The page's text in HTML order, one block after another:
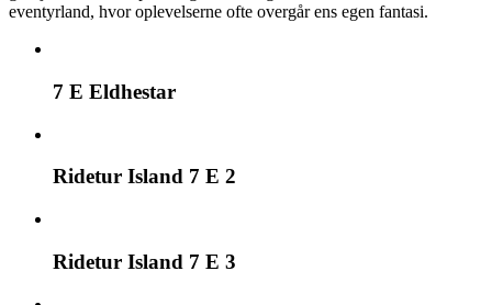
eventyrland, hvor oplevelserne ofte overgår ens egen fantasi.
7 E Eldhestar
Ridetur Island 7 E 2
Ridetur Island 7 E 3